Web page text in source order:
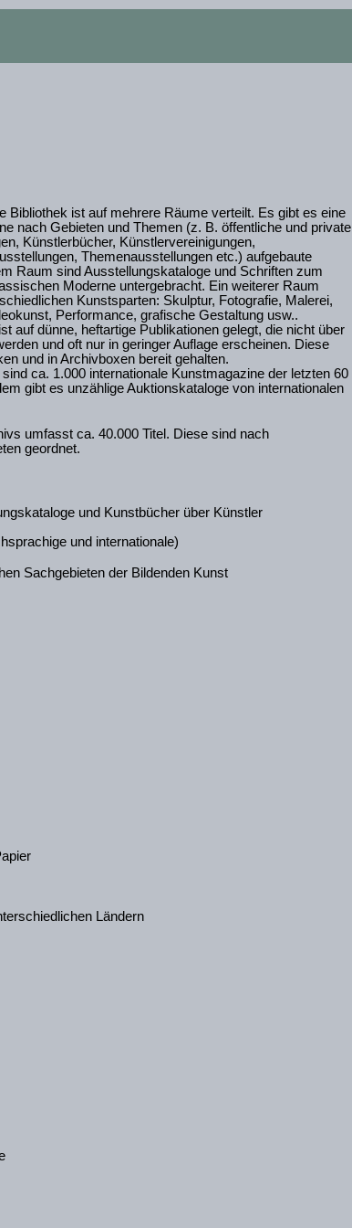
Bibliothek ist auf mehrere Räume verteilt. Es gibt es eine
nach Gebieten und Themen (z. B. öffentliche und private
Künstlerbücher, Künstlervereinigungen,
Themenausstellungen etc.) aufgebaute
Raum sind Ausstellungskataloge und Schriften zum
Moderne untergebracht. Ein weiterer Raum
Kunstsparten: Skulptur, Fotografie, Malerei,
Performance, grafische Gestaltung usw..
auf dünne, heftartige Publikationen gelegt, die nicht über
und oft nur in geringer Auflage erscheinen. Diese
und in Archivboxen bereit gehalten.
ca. 1.000 internationale Kunstmagazine der letzten 60
gibt es unzählige Auktionskataloge von internationalen
umfasst ca. 40.000 Titel. Diese sind nach
geordnet.
und Kunstbücher über Künstler
und internationale)
Sachgebieten der Bildenden Kunst
Ländern